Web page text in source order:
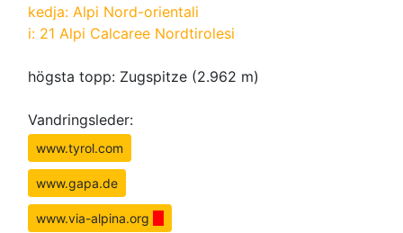
kedja: Alpi Nord-orientali
i: 21 Alpi Calcaree Nordtirolesi
högsta topp: Zugspitze (2.962 m)
Vandringsleder:
www.tyrol.com
www.gapa.de
www.via-alpina.org